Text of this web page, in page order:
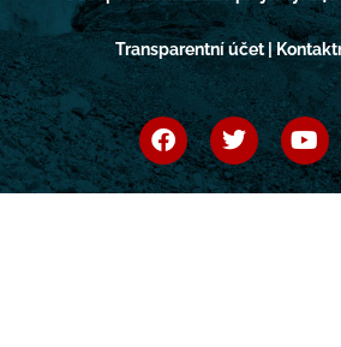
Transparentní účet |
F
a
c
e
T
w
i
t
Y
o
u
t